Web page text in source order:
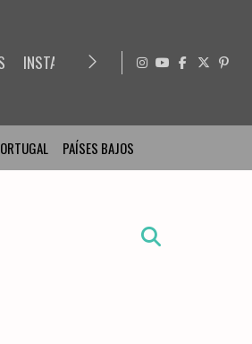
INSTAGRAM CONTACTO
PAÍSES BAJOS